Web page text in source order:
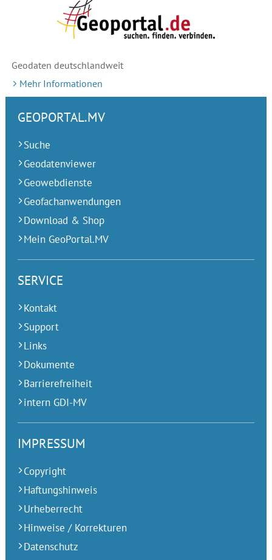
Geodaten deutschlandweit
Mehr Informationen
GEOPORTAL.MV
Suche
Geodatenviewer
Geowebdienste
Geofachanwendungen
Download & Shop
Mein GeoPortal.MV
SERVICE
Kontakt
Support
Links
Dokumente
Barrierefreiheit
intern GDI-MV
IMPRESSUM
Copyright
Haftungshinweis
Urheberrecht
Hinweise / Korrekturen
Datenschutz